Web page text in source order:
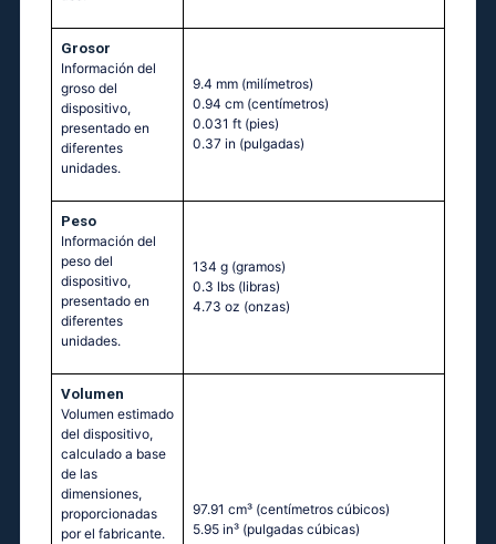
Grosor
Información del
groso del
dispositivo,
presentado en
diferentes
unidades.
9.4 mm (milímetros)
0.94 cm (centímetros)
0.031 ft (pies)
0.37 in (pulgadas)
Peso
Información del
peso del
dispositivo,
presentado en
diferentes
unidades.
134 g (gramos)
0.3 lbs (libras)
4.73 oz (onzas)
Volumen
Volumen estimado
del dispositivo,
calculado a base
de las
dimensiones,
proporcionadas
por el fabricante.
97.91 cm³ (centímetros cúbicos)
5.95 in³ (pulgadas cúbicas)